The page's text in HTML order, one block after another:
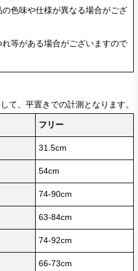
色味や仕様が異なる場合がござ
等がある場合がございますので
て、平置きでの計測となります。
フリー
31.5cm
54cm
74-90cm
63-84cm
74-92cm
66-73cm